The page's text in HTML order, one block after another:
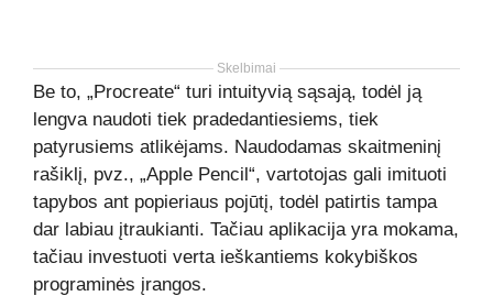
Skelbimai
Be to, „Procreate“ turi intuityvią sąsają, todėl ją
lengva naudoti tiek pradedantiesiems, tiek
patyrusiems atlikėjams. Naudodamas skaitmeninį
rašiklį, pvz., „Apple Pencil“, vartotojas gali imituoti
tapybos ant popieriaus pojūtį, todėl patirtis tampa
dar labiau įtraukianti. Tačiau aplikacija yra mokama,
tačiau investuoti verta ieškantiems kokybiškos
programinės įrangos.